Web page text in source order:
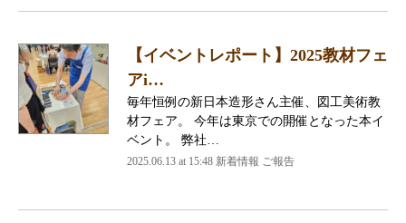
【イベントレポート】2025教材フェ
アi…
毎年恒例の新日本造形さん主催、図工美術教
材フェア。 今年は東京での開催となった本イ
ベント。 弊社…
2025.06.13 at 15:48 新着情報 ご報告